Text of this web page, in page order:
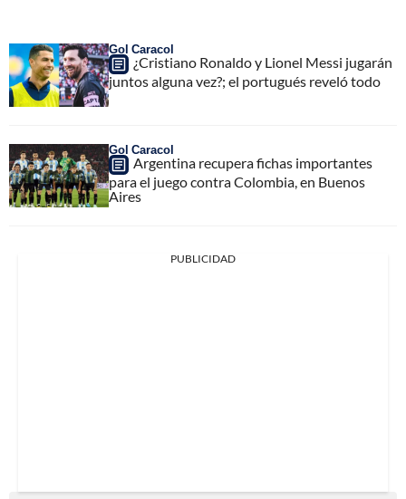
Gol Caracol
¿Cristiano Ronaldo y Lionel Messi jugarán
juntos alguna vez?; el portugués reveló todo
Gol Caracol
Argentina recupera fichas importantes
para el juego contra Colombia, en Buenos
Aires
PUBLICIDAD